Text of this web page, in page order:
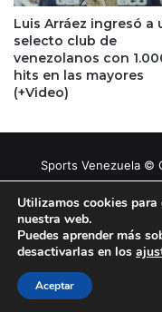
Luis Arráez ingresó a
selecto club de
venezolanos con
hits en las mayores
(+Video)
Sports Venezuela ©
Utilizamos cookies para
nuestra web.
Puedes aprender más
desactivarlas en los
Aceptar